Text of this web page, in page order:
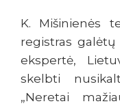
K. Mišinienės
registras
ekspertė,
skelbti
„Neretai